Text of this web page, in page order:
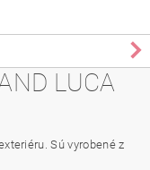
LUCA
Sú vyrobené z